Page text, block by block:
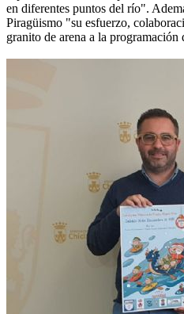
en diferentes puntos del río".
Piragüismo "su esfuerzo,
granito de arena a la